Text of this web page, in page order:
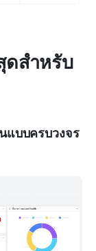
ดสำหรับ
แบบครบวงจร